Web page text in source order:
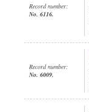
Record number:
No. 6116.
Record number:
No. 6009.